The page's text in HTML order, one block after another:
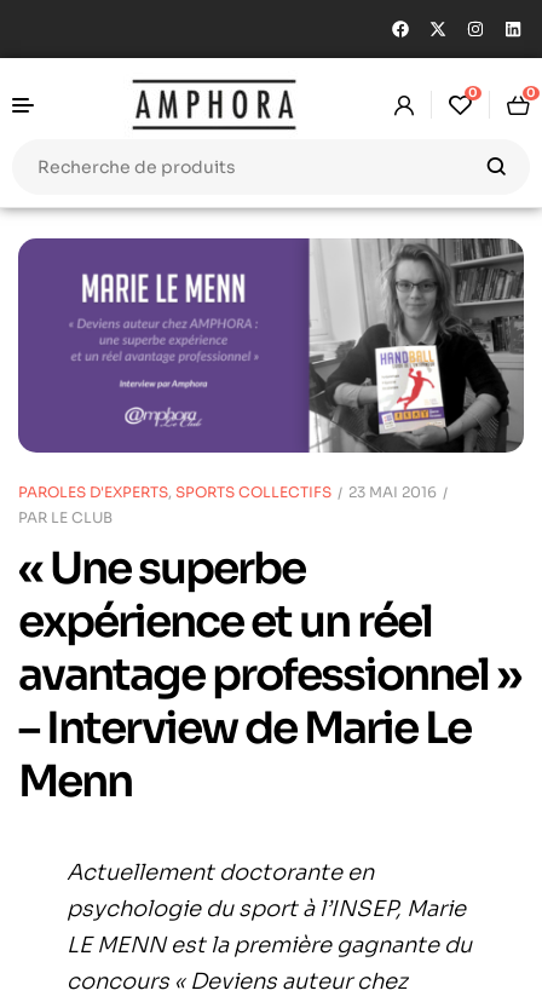
0 0
PAROLES D'EXPERTS, SPORTS COLLECTIFS
23 MAI 2016
PAR LE CLUB
« Une superbe
expérience et un réel
avantage professionnel »
– Interview de Marie Le
Menn
Actuellement doctorante en
psychologie du sport à l’INSEP, Marie
LE MENN est la première gagnante du
concours « Deviens auteur chez